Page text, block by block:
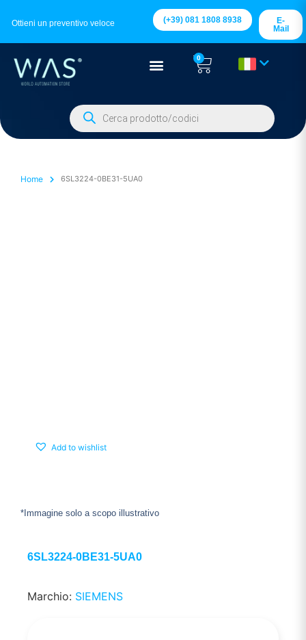
Ottieni un preventivo veloce (+39) 081 1808 8938
E-
Mail
0
Home 6SL3224-0BE31-5UA0
Add to wishlist
*Immagine solo a scopo illustrativo
6SL3224-0BE31-5UA0
Marchio: SIEMENS